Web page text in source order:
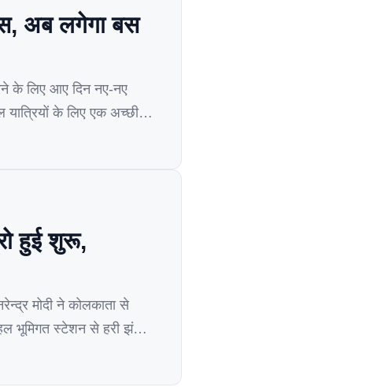
अब लगेगा बस
के लिए आए दिन नए-नए
यात्रियों के लिए एक अच्छी
हुई शुरू,
मोदी ने कोलकाता से
भूमिगत स्टेशन से हरी झंडी